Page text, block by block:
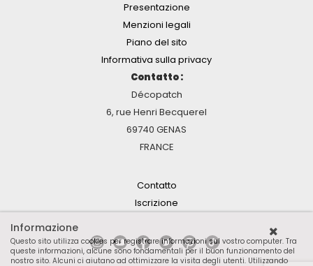
Presentazione
Menzioni legali
Piano del sito
Informativa sulla privacy
Contatto :
Décopatch
6, rue Henri Becquerel
69740 GENAS
FRANCE
Contatto
Iscrizione
Informazione
Questo sito utilizza cookies per registrare informazioni sul vostro computer. Tra
queste informazioni, alcune sono fondamentali per il buon funzionamento del
nostro sito. Alcuni ci aiutano ad ottimizzare la visita degli utenti. Utilizzando